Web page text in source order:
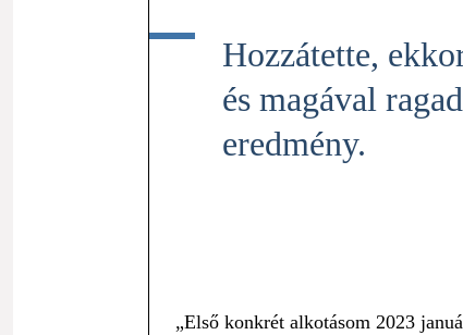
Hozzátette,
és magával
eredmény.
„Első konkrét alkotásom 2023